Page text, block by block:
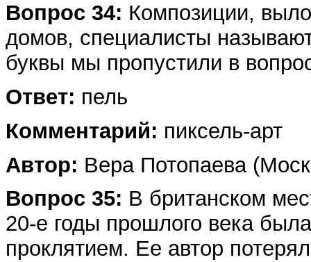
Вопрос 34: Композиции,
домов, специалисты
буквы мы пропустили в
Ответ: пель
Комментарий: пиксель-арт
Автор: Вера Потопаева
Вопрос 35: В британском
20-е годы прошлого века
проклятием. Ее автор